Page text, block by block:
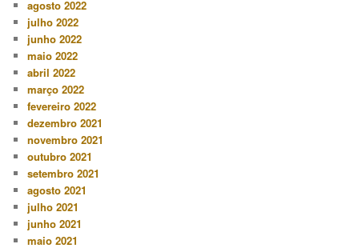
agosto 2022
julho 2022
junho 2022
maio 2022
abril 2022
março 2022
fevereiro 2022
dezembro 2021
novembro 2021
outubro 2021
setembro 2021
agosto 2021
julho 2021
junho 2021
maio 2021